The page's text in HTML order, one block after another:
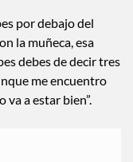
por debajo del
la muñeca, esa
debes de decir tres
me encuentro